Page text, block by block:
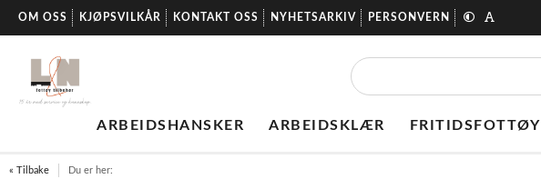
OM OSS KJØPSVILKÅR KONTAKT OSS NYHETSARKIV PERSONVERN
ARBEIDSHANSKER ARBEIDSKLÆR FRITIDSFOTTØY
« Tilbake Du er her: